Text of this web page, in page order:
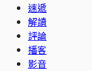
速遞
解讀
評論
播客
影音